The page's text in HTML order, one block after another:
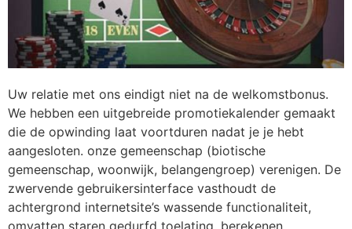
Uw relatie met ons eindigt niet na de welkomstbonus.
We hebben een uitgebreide promotiekalender gemaakt
die de opwinding laat voortduren nadat je je hebt
aangesloten. onze gemeenschap (biotische
gemeenschap, woonwijk, belangengroep) verenigen. De
zwervende gebruikersinterface vasthoudt de
achtergrond internetsite’s wassende functionaliteit,
omvatten staren gedurfd toelating, berekenen